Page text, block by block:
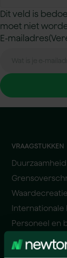
Dit veld is
moet niet
E-mailadres
VRAAGSTUKKEN
Duurzaamheid
Waardecreatie
Internationale
Personeel en